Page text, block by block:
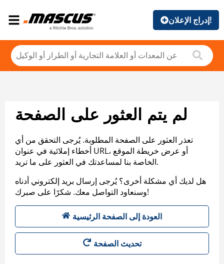
إدراج الإعلان!
لم يتم العثور على الصفحة
تعذر العثور على الصفحة المطلوبة. يُرجى التحقق من أي
أخطاء إملائية في عنوان URL، أو عرض خريطة الموقع
الخاصة بنا لمساعدتك في العثور على ما تريد.
هل لديك أي مشكلة أخرى؟ يُرجى إرسال بريد إلكتروني أدناه
وسنعاود التواصل معك. شكرًا على صبرك!
العودة إلى الصفحة الرئيسية
تحديث الصفحة